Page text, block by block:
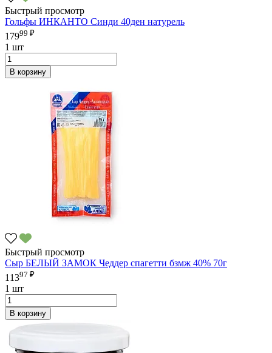
Быстрый просмотр
Гольфы ИНКАНТО Синди 40ден натурель
17999 ₽
1 шт
В корзину
Быстрый просмотр
Сыр БЕЛЫЙ ЗАМОК Чеддер спагетти бзмж 40% 70г
11397 ₽
1 шт
В корзину